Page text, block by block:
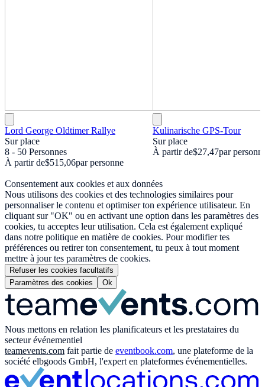
Lord George Oldtimer Rallye
Sur place
8 - 50 Personnes
À partir de$515,06par personne
Kulinarische GPS-Tour
Sur place
À partir de$27,47par
Consentement aux cookies et aux données
Nous utilisons des cookies et des technologies similaires pour
personnaliser le contenu et optimiser ton expérience utilisateur. En
cliquant sur "OK" ou en activant une option dans les paramètres des
cookies, tu acceptes leur utilisation. Cela est également expliqué
dans notre politique en matière de cookies. Pour modifier tes
préférences ou retirer ton consentement, tu peux à tout moment
mettre à jour tes paramètres de cookies.
Refuser les cookies facultatifs
Paramètres des cookies
Ok
Nous mettons en relation les planificateurs et les prestataires du
secteur événementiel
teamevents.com fait partie de eventbook.com, une plateforme de la
société elbgoods GmbH, l'expert en plateformes événementielles.